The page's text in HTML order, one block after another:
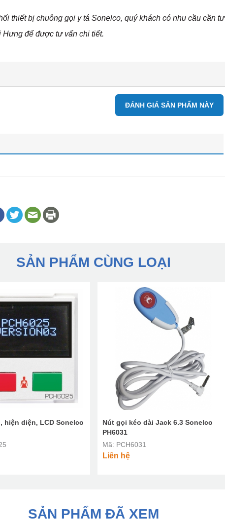
thiết bị chuông gọi y tá Sonelco, quý khách có nhu cầu cần tư
để được tư vấn chi tiết.
ĐÁNH GIÁ SẢN PHẨM NÀY
SẢN PHẨM CÙNG LOẠI
hiện diện, LCD Sonelco
Nút gọi kéo dài Jack 6.3 Sonelco
PH6031
Mã: PCH6031
Liên hệ
SẢN PHẨM ĐÃ XEM